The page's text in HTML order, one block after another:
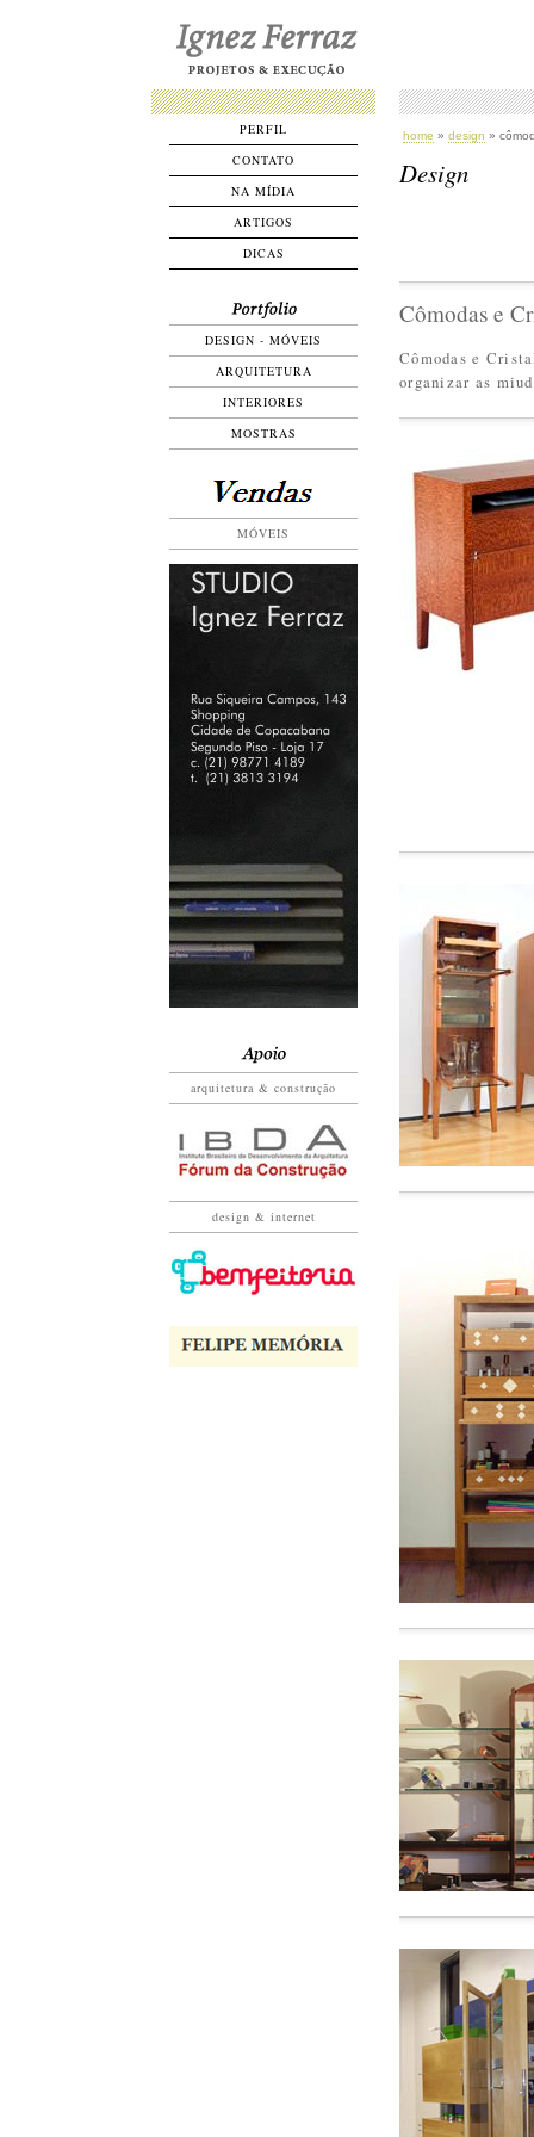
PERFIL
CONTATO
NA MÍDIA
ARTIGOS
DICAS
DESIGN - MÓVEIS
ARQUITETURA
INTERIORES
MOSTRAS
MÓVEIS
arquitetura & construção
design & internet
home » design »
Design
Cômodas e
Cômodas e
organizar as